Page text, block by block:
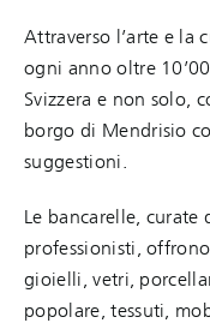
Attraverso l’arte e la
ogni anno oltre
Svizzera e non solo,
borgo di Mendrisio
suggestioni.
Le bancarelle,
professionisti,
gioielli, vetri,
popolare, tessuti,